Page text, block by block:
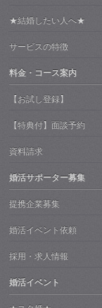
★結婚したい人へ★
サービスの特徴
料金・コース案内
【お試し登録】
【特典付】面談予約
資料請求
婚活サポーター募集
提携企業募集
婚活イベント依頼
採用・求人情報
婚活イベント